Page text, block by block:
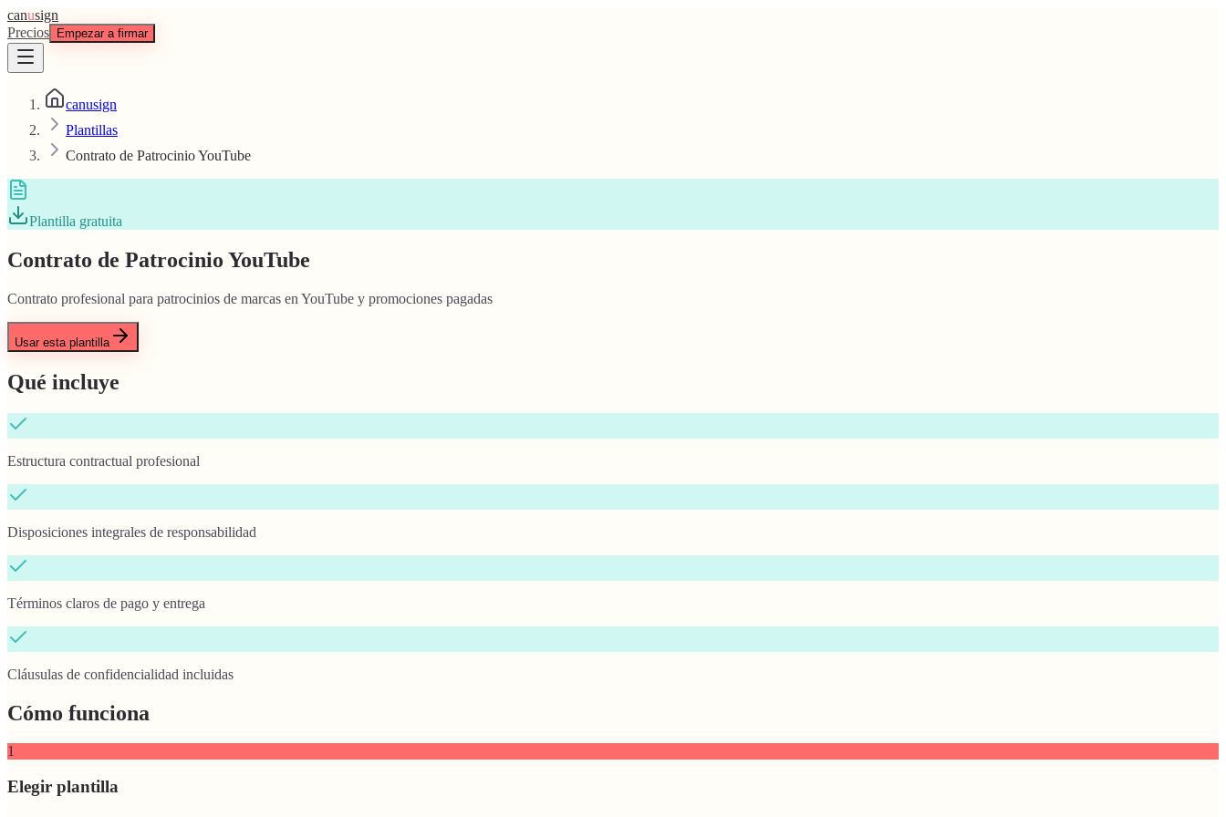
canusign
Precios
Empezar a firmar
canusign
Plantillas
Contrato de Patrocinio YouTube
Plantilla gratuita
Contrato de Patrocinio YouTube
Contrato profesional para patrocinios de marcas en YouTube y promociones pagadas
Usar esta plantilla
Qué incluye
Estructura contractual profesional
Disposiciones integrales de responsabilidad
Términos claros de pago y entrega
Cláusulas de confidencialidad incluidas
Cómo funciona
1
Elegir plantilla